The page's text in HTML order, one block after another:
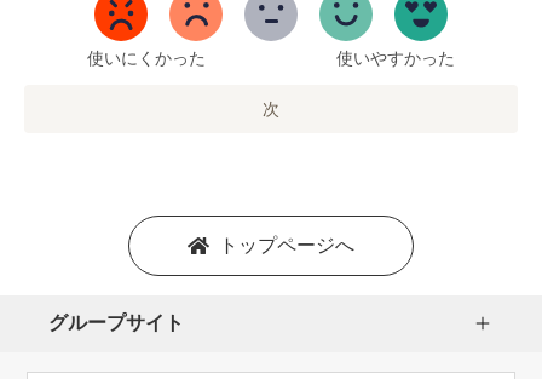
使いにくかった 使いやすかった
次
トップページへ
グループサイト